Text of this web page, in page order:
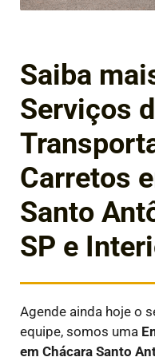
Saiba
Serviços
Carretos
Santo
SP e
Agende ainda hoje o
equipe, somos uma
em Chácara Santo